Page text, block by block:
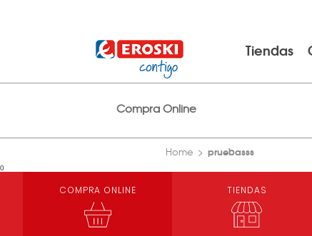
Tiendas
Compra Online
Home pruebasss
0
COMPRA ONLINE TIENDAS